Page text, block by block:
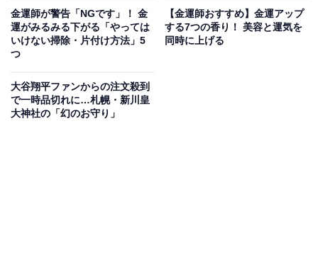
金運師が警告「NGです」！ 金
運がみるみる下がる「やっては
いけない掃除・片付け方法」5
つ
【金運師おすすめ】金運アップ
する7つの香り！ 美容と運気を
同時に上げる
大谷翔平ファンからの注文殺到
で一時品切れに…札幌・新川皇
大神社の「幻のお守り」